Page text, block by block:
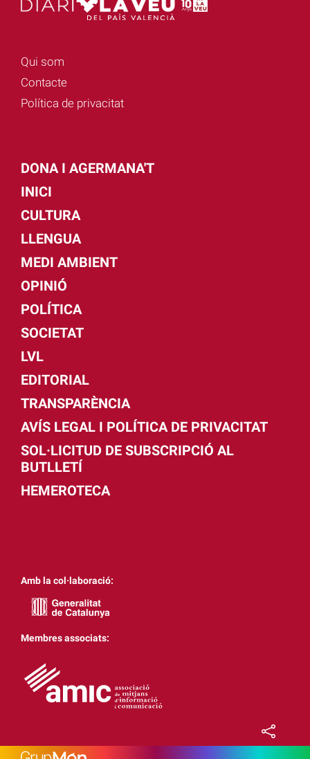
Qui som
Contacte
Política de privacitat
DONA I AGERMANA'T
INICI
CULTURA
LLENGUA
MEDI AMBIENT
OPINIÓ
POLÍTICA
SOCIETAT
LVL
EDITORIAL
TRANSPARÈNCIA
AVÍS LEGAL I POLÍTICA DE PRIVACITAT
SOL·LICITUD DE SUBSCRIPCIÓ AL
BUTLLETÍ
HEMEROTECA
Amb la col·laboració:
Membres associats: